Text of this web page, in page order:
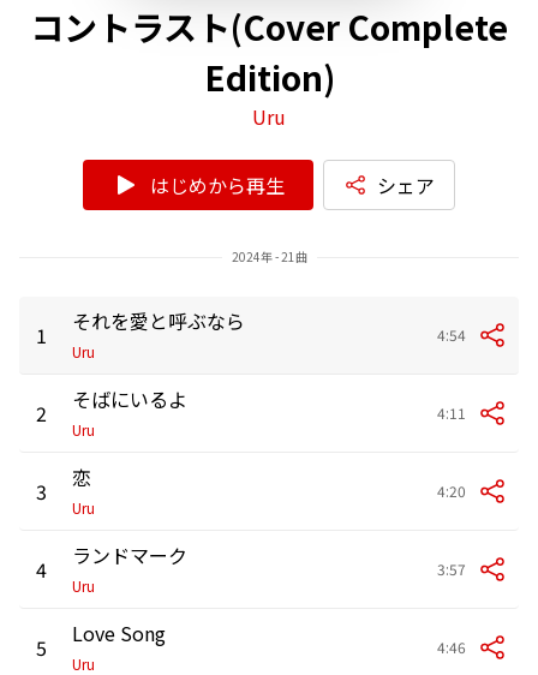
コントラスト(Cover Complete
Edition)
Uru
はじめから再生 シェア
2024年 - 21曲
1 それを愛と呼ぶなら
Uru
4:54
2 そばにいるよ
Uru
4:11
3 恋
Uru
4:20
4 ランドマーク
Uru
3:57
5 Love Song
Uru
4:46